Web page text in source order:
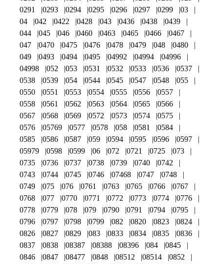
0291
0293 0294 0295 0296 0297 0299
03
04
042 0422 0428 043 0436 0438
0439
044
045 046 0460 0463 0465 0466
0467
047
0470 0475 0476 0478 0479 048
0480
049
0493 0494 0495 04992 04994
04996
04998
052 053 0531 0532 0533 0536
0537
0538
0539 054 0544 0545 0547 0548
055
0550
0551 0553 0554 0555 0556
0557
0558
0561 0562 0563 0564 0565
0566
0567
0568 0569 0572 0573 0574
0575
0576
05769 0577 0578 058 0581
0584
0585
0586 0587 059 0594 0595 0596
0597
05979
0598 0599 06 072 0721 0725
073
0735
0736 0737 0738 0739 0740
0742
0743
0744 0745 0746 07468 0747
0748
0749
075 076 0761 0763 0765 0766
0767
0768
077 0770 0771 0772 0773 0774
0776
0778
0779 078 079 0790 0791 0794
0795
0796
0797 0798 0799 082 0820 0823
0824
0826
0827 0829 083 0833 0834 0835
0836
0837
0838 08387 08388 08396 084
0845
0846
0847 08477 0848 08512 08514
0852